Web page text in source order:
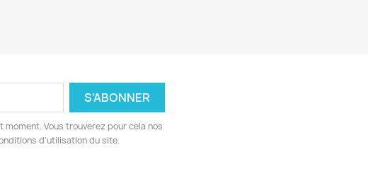
Vous trouverez pour cela nos
d'utilisation du site.